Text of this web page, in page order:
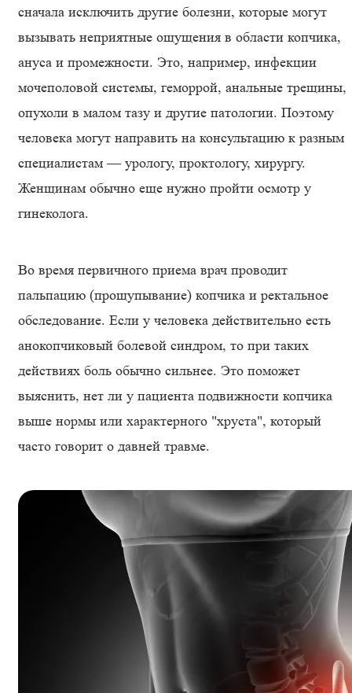
сначала исключить другие болезни, которые могут
вызывать неприятные ощущения в области копчика,
ануса и промежности. Это, например, инфекции
мочеполовой системы, геморрой, анальные трещины,
опухоли в малом тазу и другие патологии. Поэтому
человека могут направить на консультацию к разным
специалистам — урологу, проктологу, хирургу.
Женщинам обычно еще нужно пройти осмотр у
гинеколога.
Во время первичного приема врач проводит
пальпацию (прощупывание) копчика и ректальное
обследование. Если у человека действительно есть
анокопчиковый болевой синдром, то при таких
действиях боль обычно сильнее. Это поможет
выяснить, нет ли у пациента подвижности копчика
выше нормы или характерного "хруста", который
часто говорит о давней травме.